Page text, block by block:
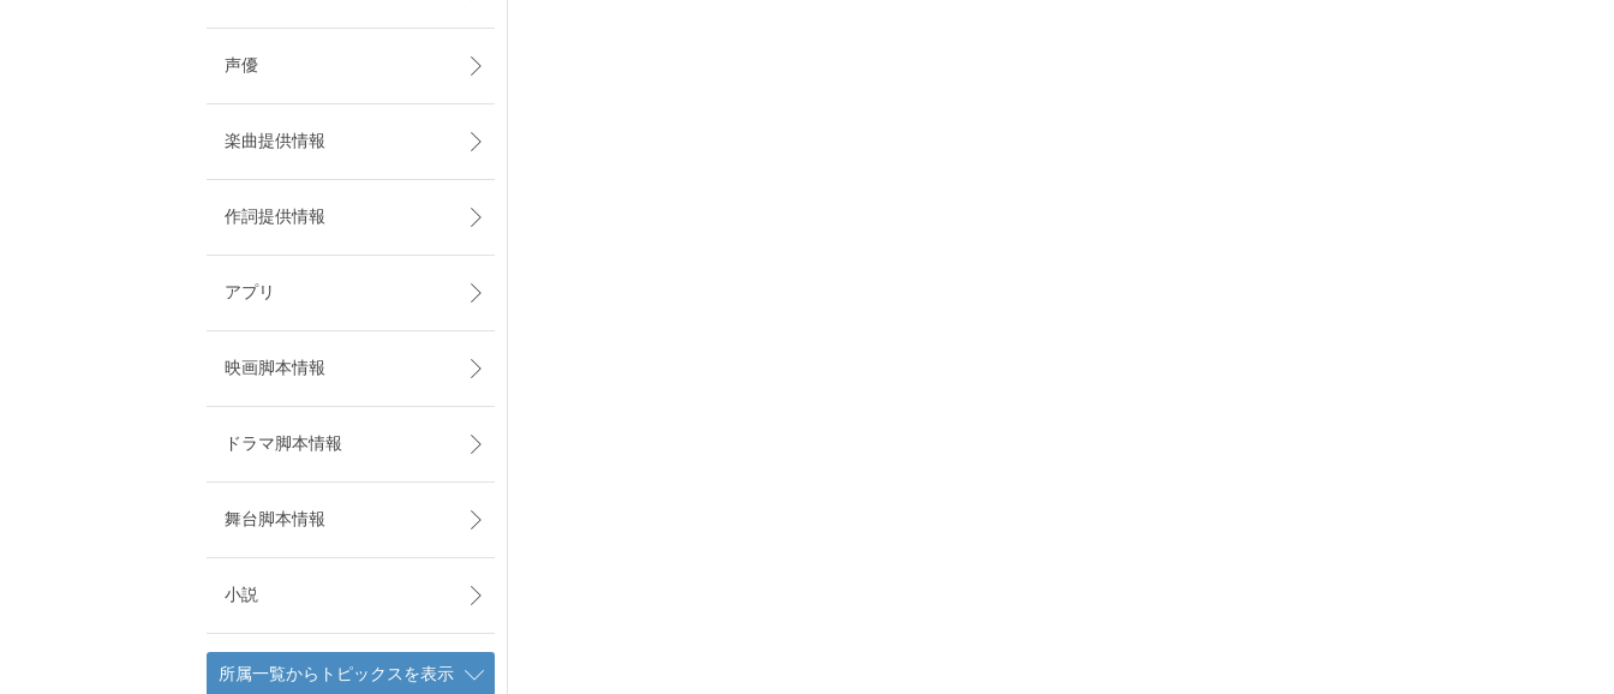
声優
楽曲提供情報
作詞提供情報
アプリ
映画脚本情報
ドラマ脚本情報
舞台脚本情報
小説
所属一覧からトピックスを表示